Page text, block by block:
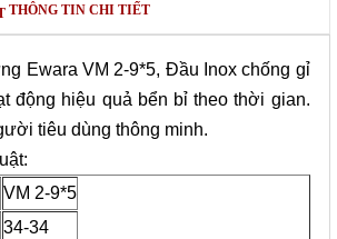
THÔNG TIN CHI TIẾT
Ewara VM 2-9*5, Đầu Inoxchống gỉ
động hiệu quả bển bỉ theo thời gian.
tiêu dùng thông minh.
VM 2-9*5
34-34